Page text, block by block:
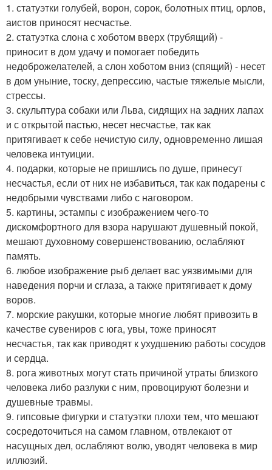
1. статуэтки голубей, ворон, сорок, болотных птиц, орлов,
аистов приносят несчастье.
2. статуэтка слона с хоботом вверх (трубящий) -
приносит в дом удачу и помогает победить
недоброжелателей, а слон хоботом вниз (спящий) - несет
в дом уныние, тоску, депрессию, частые тяжелые мысли,
стрессы.
3. скульптура собаки или Льва, сидящих на задних лапах
и с открытой пастью, несет несчастье, так как
притягивает к себе нечистую силу, одновременно лишая
человека интуиции.
4. подарки, которые не пришлись по душе, принесут
несчастья, если от них не избавиться, так как подарены с
недобрыми чувствами либо с наговором.
5. картины, эстампы с изображением чего-то
дискомфортного для взора нарушают душевный покой,
мешают духовному совершенствованию, ослабляют
память.
6. любое изображение рыб делает вас уязвимыми для
наведения порчи и сглаза, а также притягивает к дому
воров.
7. морские ракушки, которые многие любят привозить в
качестве сувениров с юга, увы, тоже приносят
несчастья, так как приводят к ухудшению работы сосудов
и сердца.
8. рога животных могут стать причиной утраты близкого
человека либо разлуки с ним, провоцируют болезни и
душевные травмы.
9. гипсовые фигурки и статуэтки плохи тем, что мешают
сосредоточиться на самом главном, отвлекают от
насущных дел, ослабляют волю, уводят человека в мир
иллюзий.